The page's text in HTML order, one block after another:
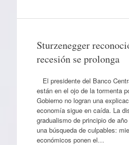
Sturzenegger
recesión se prolonga
El presidente del Banco
están en el ojo de la tormenta
Gobierno no logran una
economía sigue en caída. La
gradualismo de principio de
una búsqueda de culpables:
económicos ponen el…